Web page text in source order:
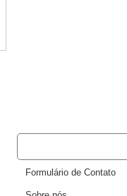
Formulário de Contato